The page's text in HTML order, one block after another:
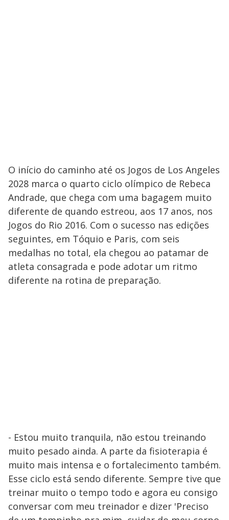
O início do caminho até os Jogos de Los Angeles
2028 marca o quarto ciclo olímpico de Rebeca
Andrade, que chega com uma bagagem muito
diferente de quando estreou, aos 17 anos, nos
Jogos do Rio 2016. Com o sucesso nas edições
seguintes, em Tóquio e Paris, com seis
medalhas no total, ela chegou ao patamar de
atleta consagrada e pode adotar um ritmo
diferente na rotina de preparação.
- Estou muito tranquila, não estou treinando
muito pesado ainda. A parte da fisioterapia é
muito mais intensa e o fortalecimento também.
Esse ciclo está sendo diferente. Sempre tive que
treinar muito o tempo todo e agora eu consigo
conversar com meu treinador e dizer 'Preciso